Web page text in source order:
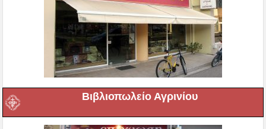
Βιβλιοπωλείο Αγρινίου